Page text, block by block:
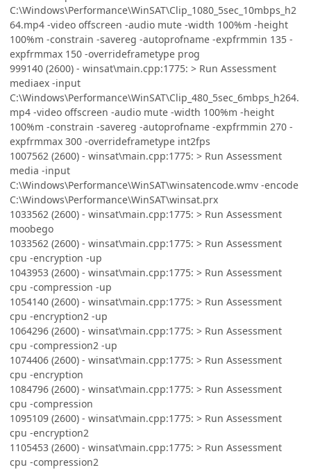
C:\Windows\Performance\WinSAT\Clip_1080_5sec_10mbps_h2
64.mp4 -video offscreen -audio mute -width 100%m -height
100%m -constrain -savereg -autoprofname -expfrmmin 135 -
expfrmmax 150 -overrideframetype prog
999140 (2600) - winsat\main.cpp:1775: > Run Assessment
mediaex -input
C:\Windows\Performance\WinSAT\Clip_480_5sec_6mbps_h264.
mp4 -video offscreen -audio mute -width 100%m -height
100%m -constrain -savereg -autoprofname -expfrmmin 270 -
expfrmmax 300 -overrideframetype int2fps
1007562 (2600) - winsat\main.cpp:1775: > Run Assessment
media -input
C:\Windows\Performance\WinSAT\winsatencode.wmv -encode
C:\Windows\Performance\WinSAT\winsat.prx
1033562 (2600) - winsat\main.cpp:1775: > Run Assessment
moobego
1033562 (2600) - winsat\main.cpp:1775: > Run Assessment
cpu -encryption -up
1043953 (2600) - winsat\main.cpp:1775: > Run Assessment
cpu -compression -up
1054140 (2600) - winsat\main.cpp:1775: > Run Assessment
cpu -encryption2 -up
1064296 (2600) - winsat\main.cpp:1775: > Run Assessment
cpu -compression2 -up
1074406 (2600) - winsat\main.cpp:1775: > Run Assessment
cpu -encryption
1084796 (2600) - winsat\main.cpp:1775: > Run Assessment
cpu -compression
1095109 (2600) - winsat\main.cpp:1775: > Run Assessment
cpu -encryption2
1105453 (2600) - winsat\main.cpp:1775: > Run Assessment
cpu -compression2